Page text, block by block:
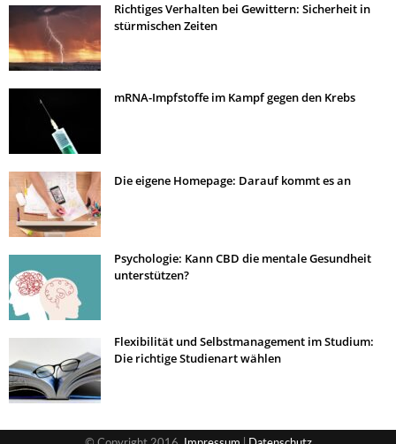
Richtiges Verhalten bei Gewittern: Sicherheit in
stürmischen Zeiten
mRNA-Impfstoffe im Kampf gegen den Krebs
Die eigene Homepage: Darauf kommt es an
Psychologie: Kann CBD die mentale Gesundheit
unterstützen?
Flexibilität und Selbstmanagement im Studium:
Die richtige Studienart wählen